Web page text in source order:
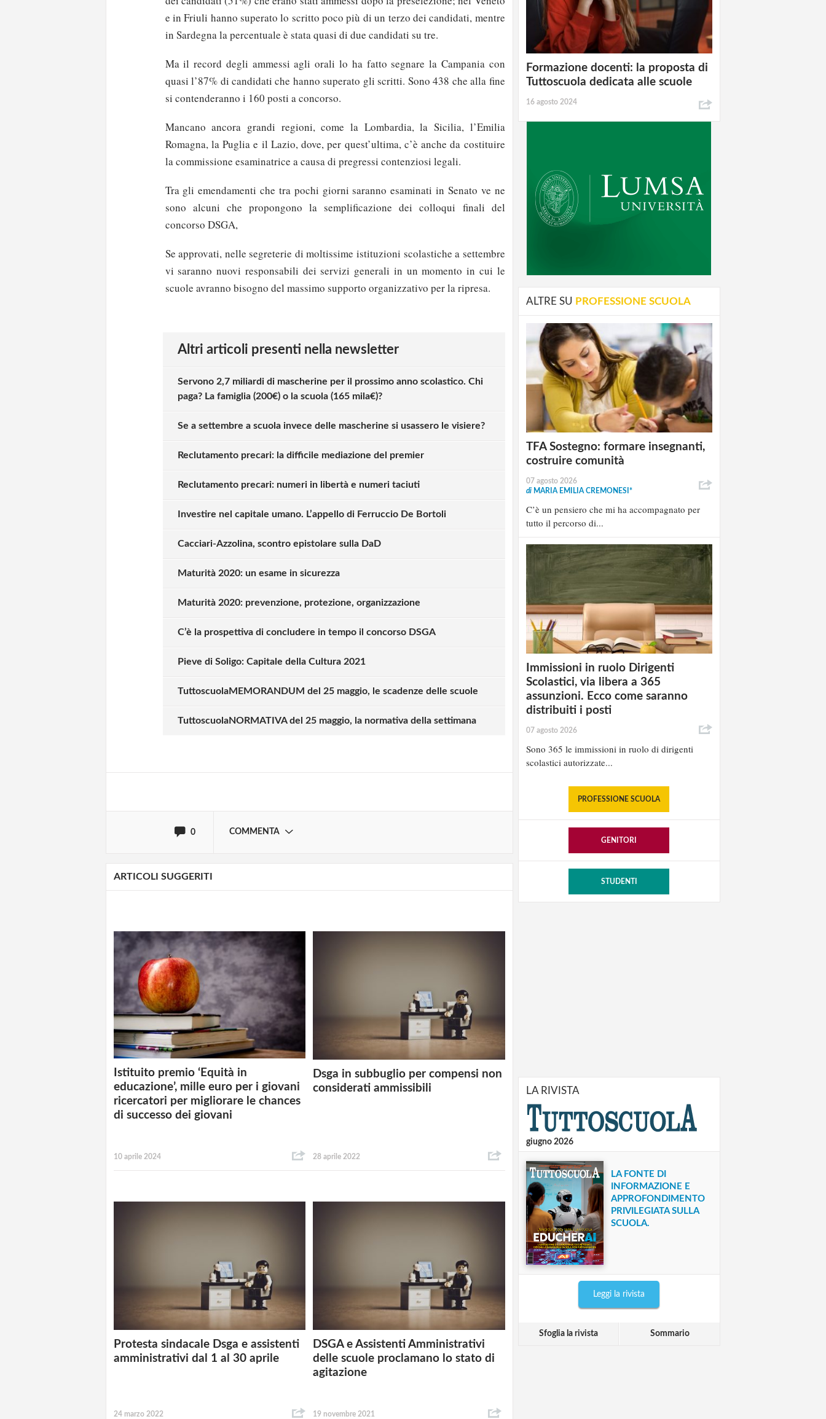
e in Friuli hanno superato lo scritto poco più di un terzo dei candidati, mentre
in Sardegna la percentuale è stata quasi di due candidati su tre.
Ma il record degli ammessi agli orali lo ha fatto segnare la Campania con
quasi l’87% di candidati che hanno superato gli scritti. Sono 438 che alla fine
si contenderanno i 160 posti a concorso.
Mancano ancora grandi regioni, come la Lombardia, la Sicilia, l’Emilia
Romagna, la Puglia e il Lazio, dove, per quest’ultima, c’è anche da costituire
la commissione esaminatrice a causa di pregressi contenziosi legali.
Tra gli emendamenti che tra pochi giorni saranno esaminati in Senato ve ne
sono alcuni che propongono la semplificazione dei colloqui finali del
concorso DSGA,
Se approvati, nelle segreterie di moltissime istituzioni scolastiche a settembre
vi saranno nuovi responsabili dei servizi generali in un momento in cui le
scuole avranno bisogno del massimo supporto organizzativo per la ripresa.
Altri articoli presenti nella newsletter
Servono 2,7 miliardi di mascherine per il prossimo anno scolastico. Chi
paga? La famiglia (200€) o la scuola (165 mila€)?
Se a settembre a scuola invece delle mascherine si usassero le visiere?
Reclutamento precari: la difficile mediazione del premier
Reclutamento precari: numeri in libertà e numeri taciuti
Investire nel capitale umano. L’appello di Ferruccio De Bortoli
Cacciari-Azzolina, scontro epistolare sulla DaD
Maturità 2020: un esame in sicurezza
Maturità 2020: prevenzione, protezione, organizzazione
C’è la prospettiva di concludere in tempo il concorso DSGA
Pieve di Soligo: Capitale della Cultura 2021
TuttoscuolaMEMORANDUM del 25 maggio, le scadenze delle scuole
TuttoscuolaNORMATIVA del 25 maggio, la normativa della settimana
0 COMMENTA
Solo gli utenti registrati possono commentare!
ARTICOLI SUGGERITI
Istituito premio ‘Equità in
educazione’, mille euro per i giovani
ricercatori per migliorare le chances
di successo dei giovani
10 aprile 2024
Dsga in subbuglio per compensi non
considerati ammissibili
28 aprile 2022
Protesta sindacale Dsga e assistenti
amministrativi dal 1 al 30 aprile
24 marzo 2022
DSGA e Assistenti Amministrativi
delle scuole proclamano lo stato di
agitazione
19 novembre 2021
Formazione docenti: la proposta di
Tuttoscuola dedicata alle scuole
16 agosto 2024
ALTRE SU PROFESSIONE SCUOLA
TFA Sostegno: formare insegnanti,
costruire comunità
07 agosto 2026
di MARIA EMILIA CREMONESI*
C’è un pensiero che mi ha accompagnato per
tutto il percorso di...
Immissioni in ruolo Dirigenti
Scolastici, via libera a 365
assunzioni. Ecco come saranno
distribuiti i posti
07 agosto 2026
Sono 365 le immissioni in ruolo di dirigenti
scolastici autorizzate...
PROFESSIONE SCUOLA
GENITORI
STUDENTI
LA RIVISTA
giugno 2026
LA FONTE DI
INFORMAZIONE E
APPROFONDIMENTO
PRIVILEGIATA SULLA
SCUOLA.
Leggi la rivista
Sfoglia la rivista Sommario